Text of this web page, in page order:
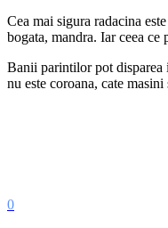
Cea mai sigura radacina
bogata, mandra. Iar ceea
Banii parintilor pot disparea
nu este coroana, cate
0